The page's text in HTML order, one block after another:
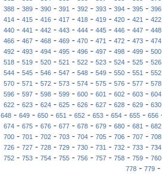
388 - 389 - 390 - 391 - 392 - 393 - 394 - 395 - 396
414- 415- 416- 417- 418- 419- 420- 421- 422
440- 441- 442- 443- 444- 445- 446- 447- 448
466- 467- 468- 469- 470- 471- 472- 473- 474
492 - 493 - 494 - 495 - 496 - 497 - 498 - 499 - 500
518- 519- 520- 521- 522- 523- 524- 525- 526
544- 545- 546- 547- 548- 549- 550- 551- 552
570- 571- 572- 573- 574- 575- 576- 577- 578
596 - 597 - 598 - 599 - 600 - 601 - 602 - 603 - 604
622- 623- 624- 625- 626- 627- 628- 629- 630
648 - 649 - 650 - 651 - 652 - 653 - 654 - 655 - 656
674- 675- 676- 677- 678- 679- 680- 681- 682
700 - 701 - 702 - 703 - 704 - 705 - 706 - 707 - 708
726- 727- 728- 729- 730- 731- 732- 733- 734
752- 753- 754- 755- 756- 757- 758- 759- 760
778- 779-